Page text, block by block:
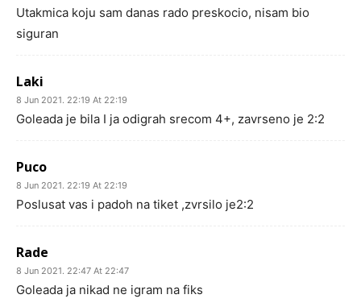
Utakmica koju sam danas rado preskocio, nisam bio
siguran
Laki
8 Jun 2021. 22:19 At 22:19
Goleada je bila I ja odigrah srecom 4+, zavrseno je 2:2
Puco
8 Jun 2021. 22:19 At 22:19
Poslusat vas i padoh na tiket ,zvrsilo je2:2
Rade
8 Jun 2021. 22:47 At 22:47
Goleada ja nikad ne igram na fiks